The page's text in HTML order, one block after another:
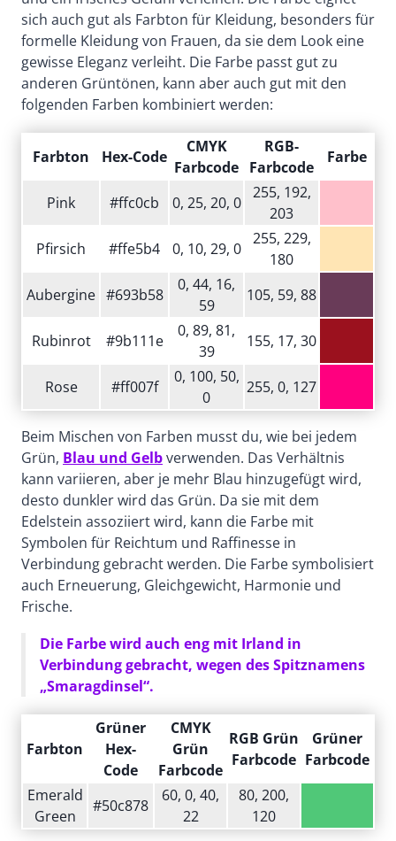
sich auch gut als Farbton für Kleidung, besonders für
formelle Kleidung von Frauen, da sie dem Look eine
gewisse Eleganz verleiht. Die Farbe passt gut zu
anderen Grüntönen, kann aber auch gut mit den
folgenden Farben kombiniert werden:
Farbton Hex-Code
CMYK
Farbcode
RGB-
Farbcode
Farbe
Pink #ffc0cb 0, 25, 20, 0
255, 192,
203
Pfirsich
#ffe5b4 0, 10, 29, 0
255, 229,
180
Aubergine #693b58
0, 44, 16,
59
105, 59, 88
Rubinrot #9b111e
0, 89, 81,
39
155, 17, 30
Rose #ff007f
0, 100, 50,
0
255, 0, 127
Beim Mischen von Farben musst du, wie bei jedem
Grün, Blau und Gelbverwenden. Das Verhältnis
kann variieren, aber je mehr Blau hinzugefügt wird,
desto dunkler wird das Grün. Da sie mit dem
Edelstein assoziiert wird, kann die Farbe mit
Symbolen für Reichtum und Raffinesse in
Verbindung gebracht werden. Die Farbe symbolisiert
auch Erneuerung, Gleichgewicht, Harmonie und
Frische.
Die Farbe wird auch eng mit Irland in
Verbindung gebracht, wegen des Spitznamens
„Smaragdinsel“.
Farbton
Grüner
Hex-
Code
CMYK
Grün
Farbcode
RGB Grün
Farbcode
Grüner
Farbcode
Emerald
Green
#50c878
60, 0, 40,
22
80, 200,
120